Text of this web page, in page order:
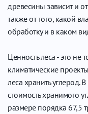
древесины зависит и
также от того, какой
обработку и в каком
Ценность леса - это
климатические
леса хранить углерод.
стоимость хранимого
размере порядка 67,5